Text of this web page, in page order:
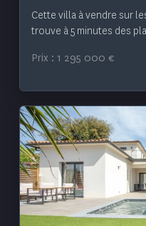
Cette villa à vendre sur
trouve à 5 minutes des
Prix : 1 295 000 €